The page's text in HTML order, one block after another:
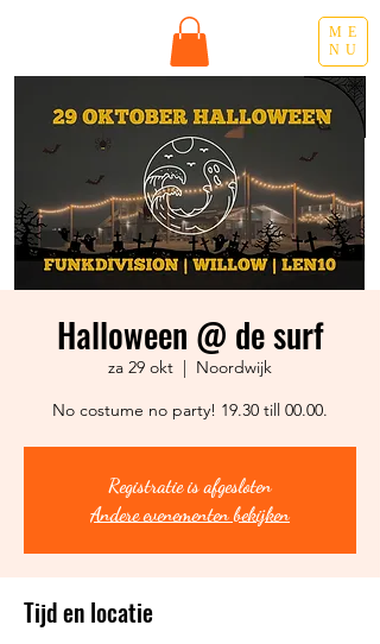
ME
NU
Halloween @ de surf
za 29 okt
  |
Noordwijk
No costume no party! 19.30 till 00.00.
Registratie is afgesloten
Andere evenementen bekijken
Tijd en locatie